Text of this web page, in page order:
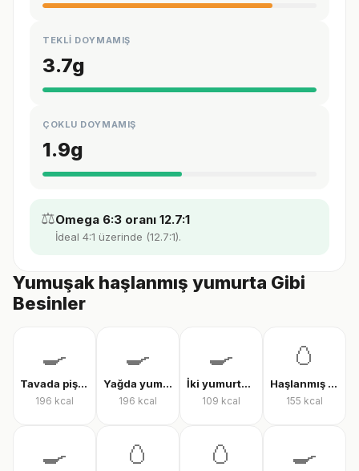
TEKLİ DOYMAMIŞ
3.7g
ÇOKLU DOYMAMIŞ
1.9g
⚖️Omega 6:3 oranı 12.7:1
İdeal 4:1 üzerinde (12.7:1).
Yumuşak haşlanmış yumurta Gibi
Besinler
🍳
Tavada pişmiş yumurta
196 kcal
🍳
Yağda yumurta
196 kcal
🍳
İki yumurtalı menemen
109 kcal
🥚
Haşlanmış tam yumurta
155 kcal
🍳 🥚 🥚 🍳